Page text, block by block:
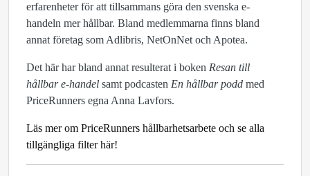
erfarenheter för att tillsammans göra den svenska e-
handeln mer hållbar. Bland medlemmarna finns bland
annat företag som Adlibris, NetOnNet och Apotea.
Det här har bland annat resulterat i boken Resan till
hållbar e-handel samt podcasten En hållbar podd med
PriceRunners egna Anna Lavfors.
Läs mer om PriceRunners hållbarhetsarbete och se alla
tillgängliga filter här!